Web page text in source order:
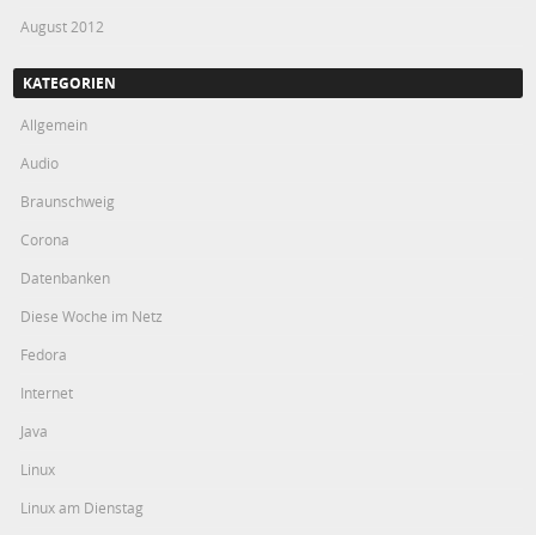
August 2012
KATEGORIEN
Allgemein
Audio
Braunschweig
Corona
Datenbanken
Diese Woche im Netz
Fedora
Internet
Java
Linux
Linux am Dienstag